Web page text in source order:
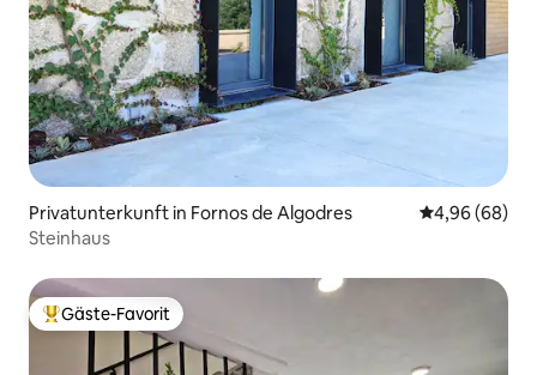
Privatunterkunft in Fornos de Algodres
4,96 (68)
Steinhaus
Beliebter Gäste-Favorit.
Gäste-Favorit